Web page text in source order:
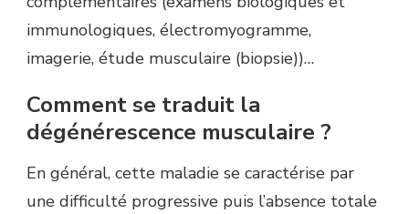
immunologiques, électromyogramme,
imagerie, étude musculaire (biopsie))…
Comment se traduit la
dégénérescence musculaire ?
En général, cette maladie se caractérise par
une difficulté progressive puis l’absence totale